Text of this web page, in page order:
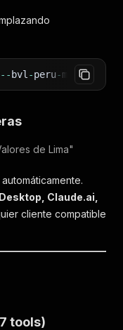
-- bvl -peru-mcp .apify
de Lima"
Claude.ai,
cliente compatible
tools)